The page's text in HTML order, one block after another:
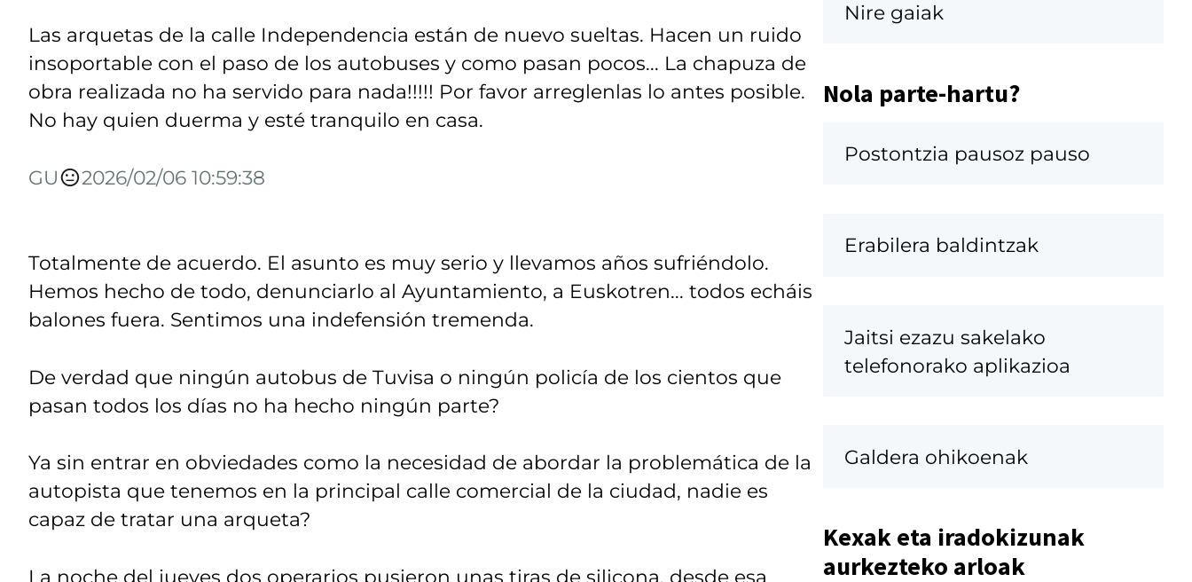
Las arquetas de la calle Independencia están de nuevo sueltas. Hacen un ruido
insoportable con el paso de los autobuses y como pasan pocos... La chapuza de
obra realizada no ha servido para nada!!!!! Por favor arreglenlas lo antes posible.
No hay quien duerma y esté tranquilo en casa.
GU 2026/02/06 10:59:38
Totalmente de acuerdo. El asunto es muy serio y llevamos años sufriéndolo.
Hemos hecho de todo, denunciarlo al Ayuntamiento, a Euskotren... todos echáis
balones fuera. Sentimos una indefensión tremenda.
De verdad que ningún autobus de Tuvisa o ningún policía de los cientos que
pasan todos los días no ha hecho ningún parte?
Ya sin entrar en obviedades como la necesidad de abordar la problemática de la
autopista que tenemos en la principal calle comercial de la ciudad, nadie es
capaz de tratar una arqueta?
La noche del jueves dos operarios pusieron unas tiras de silicona, desde esa
Nire gaiak
Nola parte-hartu?
Postontzia pausoz pauso
Erabilera baldintzak
Jaitsi ezazu sakelako
telefonorako aplikazioa
Galdera ohikoenak
Kexak eta iradokizunak
aurkezteko arloak